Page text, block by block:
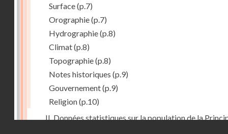
Surface(p.7)
Orographie(p.7)
Hydrographie(p.8)
Climat(p.8)
Topographie(p.8)
Notes historiques (p.9)
Gouvernement(p.9)
Religion(p.10)
II. Données statistiques sur la population de la